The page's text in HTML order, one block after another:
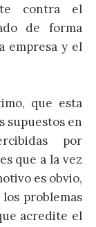
contra el
de forma
empresa y el
que esta
supuestos en
por
que a la vez
es obvio,
problemas
acredite el